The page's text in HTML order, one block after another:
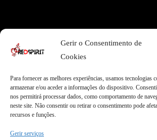
Gerir o Consentimento de
Cookies
Para fornecer as melhores experiências, usamos tecnologias
armazenar e/ou aceder a informações do dispositivo.
nos permitirá processar dados, como comportamento de
neste site. Não consentir ou retirar o consentimento pode
recursos e funções.
Gerir serviços
Termos e Condições
Cookies
Livro de
Garantias
Entregas Express